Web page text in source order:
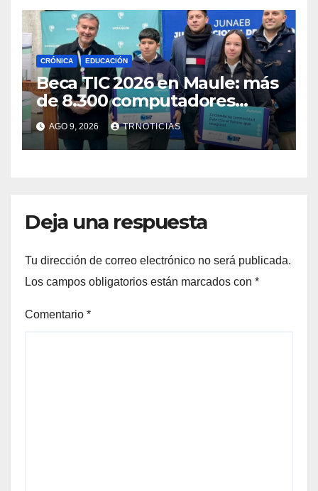
CRÓNICA EDUCACIÓN
Beca TIC 2026 en Maule: más
de 8.300 computadores
están siendo entregados en
la región
AGO 9, 2026 TRNOTICIAS
Deja una respuesta
Tu dirección de correo electrónico no será publicada.
Los campos obligatorios están marcados con *
Comentario *